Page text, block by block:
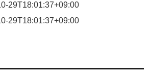
29T18:01:37+09:00
29T18:01:37+09:00